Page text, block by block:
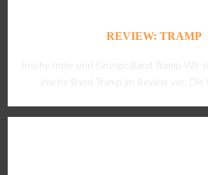
REVIEW: TRAMP
Irische Indie und Grunge Band Tramp Wir
irische Band Tramp im Review vor. Die